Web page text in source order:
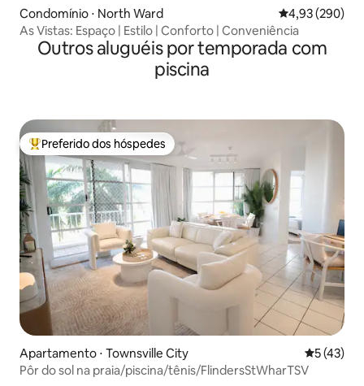
Condomínio ⋅ North Ward 4,93 de uma
4,93 (290)
As Vistas: Espaço | Estilo | Conforto | Conveniência
Outros aluguéis por temporada com
piscina
Entre os melhores preferidos dos hóspedes
Preferido dos hóspedes
Apartamento ⋅ Townsville City 5 de uma
5 (43)
Pôr do sol na praia/piscina/tênis/FlindersStWharTSV